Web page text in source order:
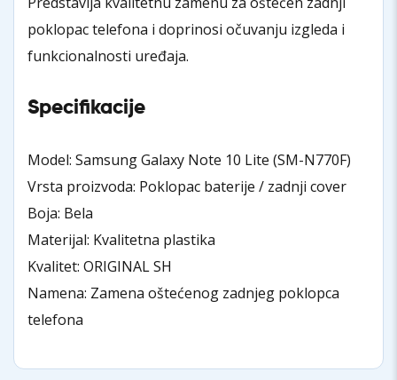
poklopac telefona i doprinosi očuvanju izgleda i
funkcionalnosti uređaja.
Specifikacije
Model: Samsung Galaxy Note 10 Lite (SM-N770F)
Vrsta proizvoda: Poklopac baterije / zadnji cover
Boja: Bela
Materijal: Kvalitetna plastika
Kvalitet: ORIGINAL SH
Namena: Zamena oštećenog zadnjeg poklopca
telefona